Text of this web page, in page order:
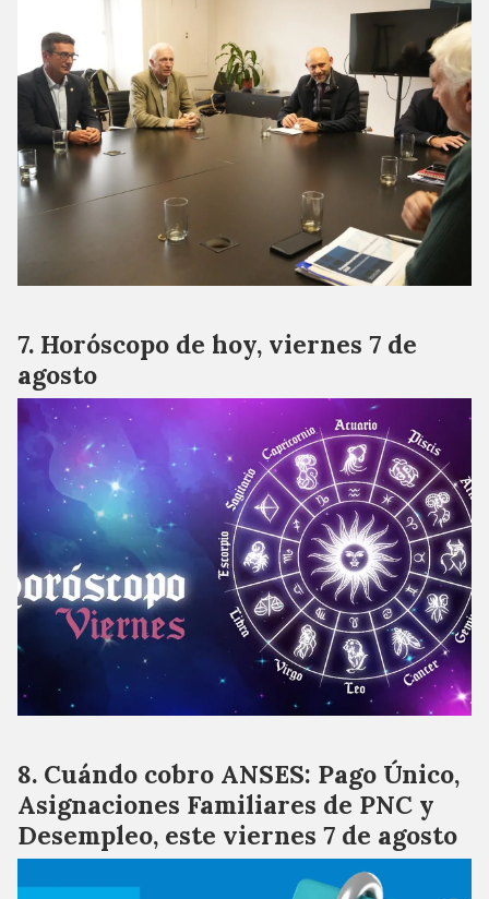
Horóscopo de hoy, viernes 7 de
agosto
Cuándo cobro ANSES: Pago Único,
Asignaciones Familiares de PNC y
Desempleo, este viernes 7 de agosto